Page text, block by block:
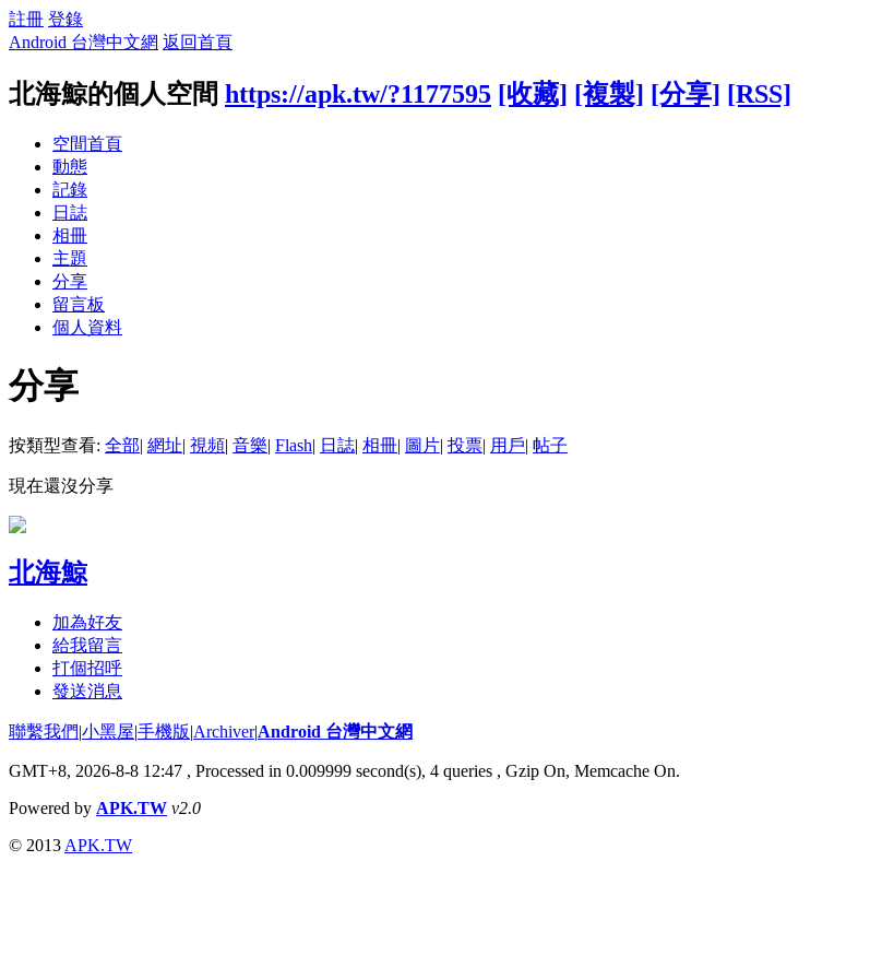
註冊 登錄
Android 台灣中文網 返回首頁
北海鯨的個人空間 https://apk.tw/?1177595 [收藏] [複製] [分享] [RSS]
空間首頁
動態
記錄
日誌
相冊
主題
分享
留言板
個人資料
分享
按類型查看: 全部| 網址| 視頻| 音樂| Flash| 日誌| 相冊| 圖片| 投票| 用戶| 帖子
現在還沒分享
北海鯨
加為好友
給我留言
打個招呼
發送消息
聯繫我們|小黑屋|手機版|Archiver|Android 台灣中文網
GMT+8, 2026-8-8 12:47 , Processed in 0.009999 second(s), 4 queries , Gzip On, Memcache On.
Powered by APK.TW v2.0
© 2013 APK.TW